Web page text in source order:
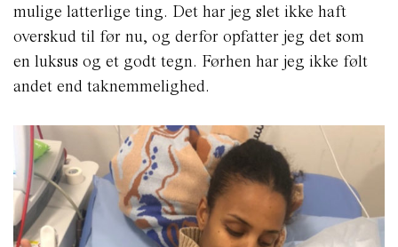
mulige latterlige ting. Det har jeg slet ikke haft
overskud til før nu, og derfor opfatter jeg det som
en luksus og et godt tegn. Førhen har jeg ikke følt
andet end taknemmelighed.